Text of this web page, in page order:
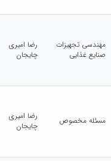
مهندسی تجهیزات
صنایع غذایی
رضا امیری
چایجان
مسئله مخصوص
رضا امیری
چایجان